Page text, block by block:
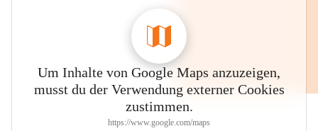
Um Inhalte von Google Maps anzuzeigen,
musst du der Verwendung externer Cookies
zustimmen.
https://www.google.com/maps